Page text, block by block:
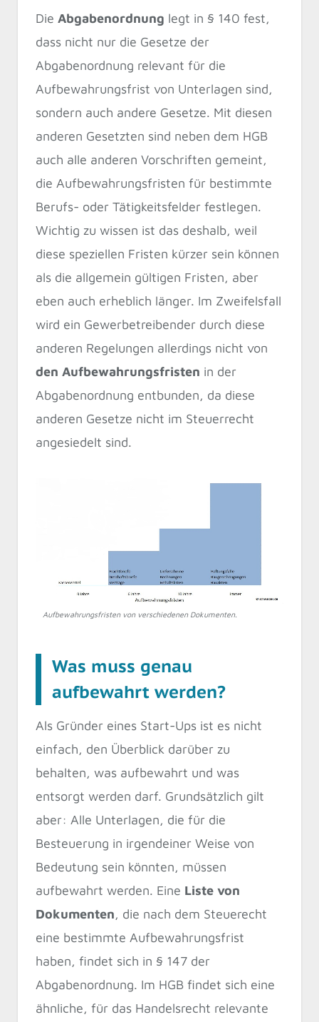
Die Abgabenordnung legt in § 140 fest,
dass nicht nur die Gesetze der
Abgabenordnung relevant für die
Aufbewahrungsfrist von Unterlagen sind,
sondern auch andere Gesetze. Mit diesen
anderen Gesetzten sind neben dem HGB
auch alle anderen Vorschriften gemeint,
die Aufbewahrungsfristen für bestimmte
Berufs- oder Tätigkeitsfelder festlegen.
Wichtig zu wissen ist das deshalb, weil
diese speziellen Fristen kürzer sein können
als die allgemein gültigen Fristen, aber
eben auch erheblich länger. Im Zweifelsfall
wird ein Gewerbetreibender durch diese
anderen Regelungen allerdings nicht von
den Aufbewahrungsfristen in der
Abgabenordnung entbunden, da diese
anderen Gesetze nicht im Steuerrecht
angesiedelt sind.
Aufbewahrungsfristen von verschiedenen Dokumenten.
Was muss genau
aufbewahrt werden?
Als Gründer eines Start-Ups ist es nicht
einfach, den Überblick darüber zu
behalten, was aufbewahrt und was
entsorgt werden darf. Grundsätzlich gilt
aber: Alle Unterlagen, die für die
Besteuerung in irgendeiner Weise von
Bedeutung sein könnten, müssen
aufbewahrt werden. Eine Liste von
Dokumenten, die nach dem Steuerecht
eine bestimmte Aufbewahrungsfrist
haben, findet sich in § 147 der
Abgabenordnung. Im HGB findet sich eine
ähnliche, für das Handelsrecht relevante